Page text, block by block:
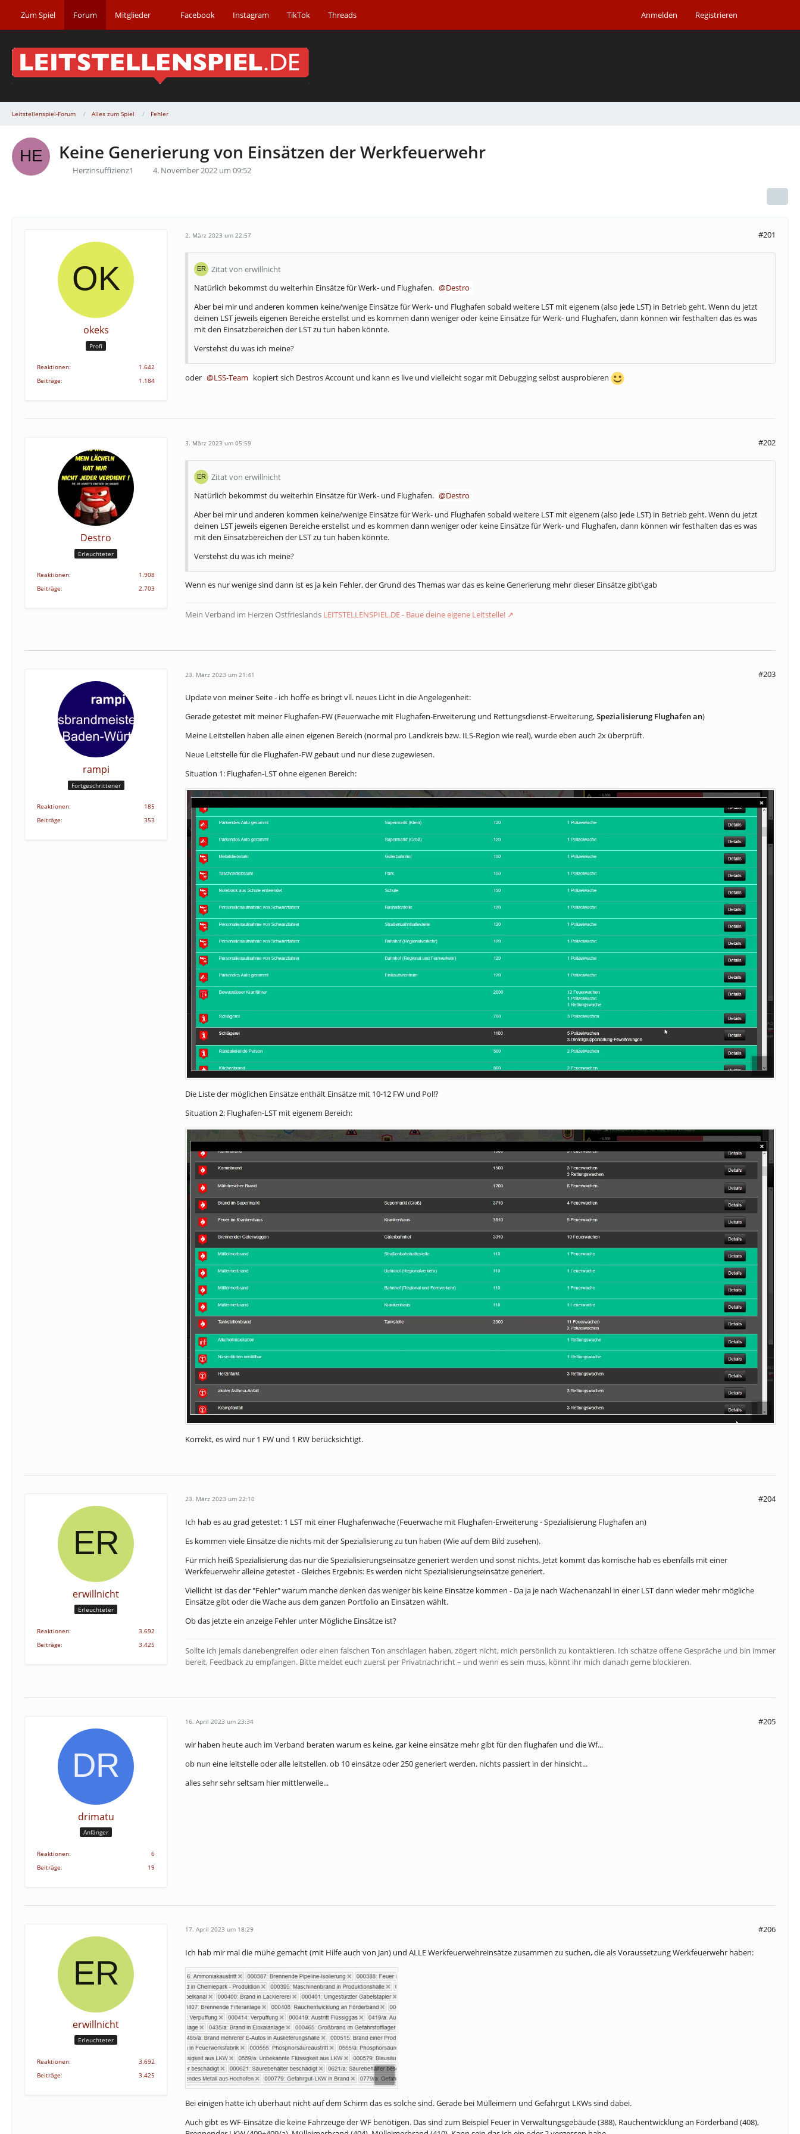
Zum Spiel Forum Mitglieder Facebook Instagram TikTok Threads Anmelden Registrieren
Leitstellenspiel-Forum Alles zum Spiel Fehler
Keine Generierung von Einsätzen der Werkfeuerwehr
Herzinsuffizienz1 4. November 2022 um 09:52
okeks
Profi
Reaktionen
1.642
Beiträge
1.184
2. März 2023 um 22:57 #201
Zitat von erwillnicht
Natürlich bekommst du weiterhin Einsätze für Werk- und Flughafen.
Destro
Aber bei mir und anderen kommen keine/wenige Einsätze für Werk- und Flughafen sobald weitere LST mit eigenem (also jede LST) in Betrieb geht. Wenn du jetzt
deinen LST jeweils eigenen Bereiche erstellst und es kommen dann weniger oder keine Einsätze für Werk- und Flughafen, dann können wir festhalten das es was
mit den Einsatzbereichen der LST zu tun haben könnte.
Verstehst du was ich meine?
oder LSS-Team kopiert sich Destros Account und kann es live und vielleicht sogar mit Debugging selbst ausprobieren
Destro
Erleuchteter
Reaktionen
1.908
Beiträge
2.703
3. März 2023 um 05:59 #202
Zitat von erwillnicht
Natürlich bekommst du weiterhin Einsätze für Werk- und Flughafen.
Destro
Aber bei mir und anderen kommen keine/wenige Einsätze für Werk- und Flughafen sobald weitere LST mit eigenem (also jede LST) in Betrieb geht. Wenn du jetzt
deinen LST jeweils eigenen Bereiche erstellst und es kommen dann weniger oder keine Einsätze für Werk- und Flughafen, dann können wir festhalten das es was
mit den Einsatzbereichen der LST zu tun haben könnte.
Verstehst du was ich meine?
Wenn es nur wenige sind dann ist es ja kein Fehler, der Grund des Themas war das es keine Generierung mehr dieser Einsätze gibt\gab
Mein Verband im Herzen Ostfrieslands LEITSTELLENSPIEL.DE - Baue deine eigene Leitstelle!
rampi
Fortgeschrittener
Reaktionen
185
Beiträge
353
23. März 2023 um 21:41 #203
Update von meiner Seite - ich hoffe es bringt vll. neues Licht in die Angelegenheit:
Gerade getestet mit meiner Flughafen-FW (Feuerwache mit Flughafen-Erweiterung und Rettungsdienst-Erweiterung,Spezialisierung Flughafen an)
Meine Leitstellen haben alle einen eigenen Bereich (normal pro Landkreis bzw. ILS-Region wie real), wurde eben auch 2x überprüft.
Neue Leitstelle für die Flughafen-FW gebaut und nur diese zugewiesen.
Situation 1: Flughafen-LST ohne eigenen Bereich:
Die Liste der möglichen Einsätze enthält Einsätze mit 10-12 FW und Pol!?
Situation 2: Flughafen-LST mit eigenem Bereich:
Korrekt, es wird nur 1 FW und 1 RW berücksichtigt.
erwillnicht
Erleuchteter
Reaktionen
3.692
Beiträge
3.425
23. März 2023 um 22:10 #204
Ich hab es au grad getestet: 1 LST mit einer Flughafenwache (Feuerwache mit Flughafen-Erweiterung - Spezialisierung Flughafen an)
Es kommen viele Einsätze die nichts mit der Spezialisierung zu tun haben (Wie auf dem Bild zusehen).
Für mich heiß Spezialisierung das nur die Spezialisierungseinsätze generiert werden und sonst nichts. Jetzt kommt das komische hab es ebenfalls mit einer
Werkfeuerwehr alleine getestet - Gleiches Ergebnis: Es werden nicht Spezialisierungseinsätze generiert.
Viellicht ist das der "Fehler" warum manche denken das weniger bis keine Einsätze kommen - Da ja je nach Wachenanzahl in einer LST dann wieder mehr mögliche
Einsätze gibt oder die Wache aus dem ganzen Portfolio an Einsätzen wählt.
Ob das jetzte ein anzeige Fehler unter Mögliche Einsätze ist?
Sollte ich jemals danebengreifen oder einen falschen Ton anschlagen haben, zögert nicht, mich persönlich zu kontaktieren. Ich schätze offene Gespräche und bin immer
bereit, Feedback zu empfangen. Bitte meldet euch zuerst per Privatnachricht – und wenn es sein muss, könnt ihr mich danach gerne blockieren.
drimatu
Anfänger
Reaktionen
6
Beiträge
19
16. April 2023 um 23:34 #205
wir haben heute auch im Verband beraten warum es keine, gar keine einsätze mehr gibt für den flughafen und die Wf...
ob nun eine leitstelle oder alle leitstellen. ob 10 einsätze oder 250 generiert werden. nichts passiert in der hinsicht...
alles sehr sehr seltsam hier mittlerweile...
erwillnicht
Erleuchteter
Reaktionen
3.692
Beiträge
3.425
17. April 2023 um 18:29 #206
Ich hab mir mal die mühe gemacht (mit Hilfe auch von Jan) und ALLE Werkfeuerwehreinsätze zusammen zu suchen, die als Voraussetzung Werkfeuerwehr haben:
Bei einigen hatte ich überhaut nicht auf dem Schirm das es solche sind. Gerade bei Mülleimern und Gefahrgut LKWs sind dabei.
Auch gibt es WF-Einsätze die keine Fahrzeuge der WF benötigen. Das sind zum Beispiel Feuer in Verwaltungsgebäude (388), Rauchentwicklung an Förderband (408),